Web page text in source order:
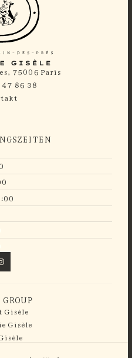
75006 Paris
86 38
Gisèle